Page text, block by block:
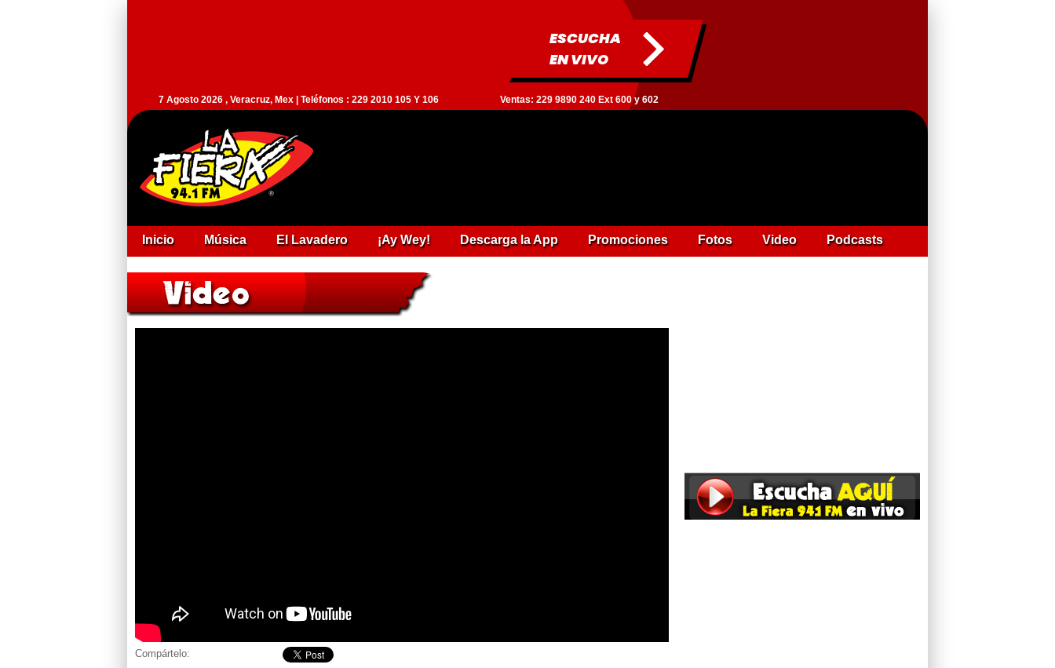
ESCUCHA
EN VIVO
7 Agosto 2026 , Veracruz, Mex | Teléfonos : 229 2010 105 Y 106 Ventas: 229 9890 240 Ext 600 y 602
Inicio Música El Lavadero ¡Ay Wey! Descarga la App Promociones Fotos Video Podcasts
Compártelo: